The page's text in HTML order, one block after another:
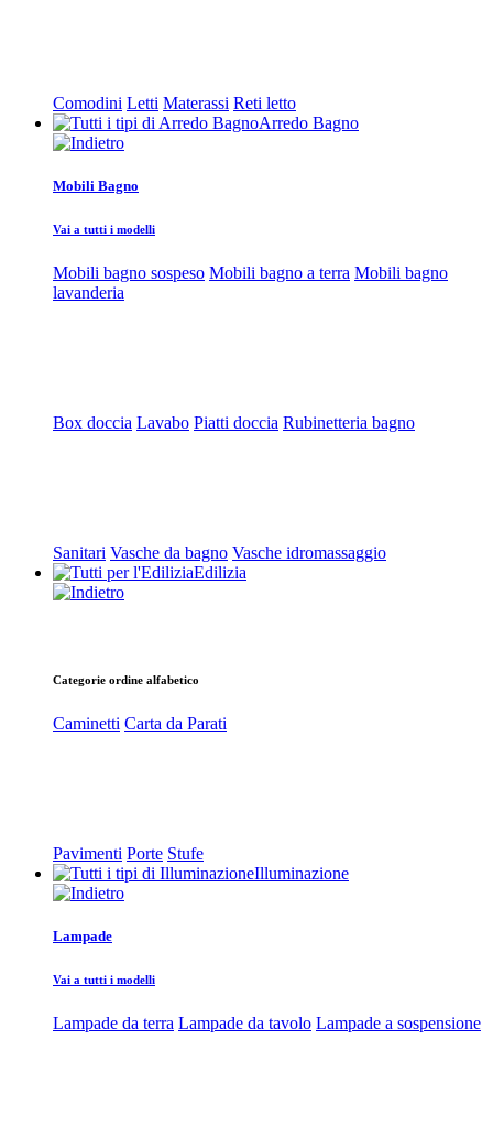
Comodini Letti Materassi Reti letto
Arredo Bagno
Mobili Bagno
Vai a tutti i modelli
Mobili bagno sospeso Mobili bagno a terra Mobili bagno
lavanderia
Box doccia Lavabo Piatti doccia Rubinetteria bagno
Sanitari Vasche da bagno Vasche idromassaggio
Edilizia
Categorie ordine alfabetico
Caminetti Carta da Parati
Pavimenti Porte Stufe
Illuminazione
Lampade
Vai a tutti i modelli
Lampade da terra Lampade da tavolo Lampade a sospensione